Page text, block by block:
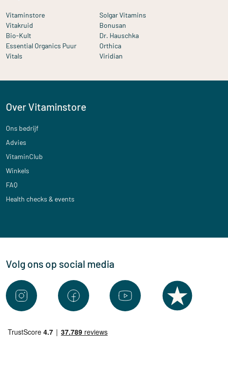
Vitaminstore
Solgar Vitamins
Vitakruid
Bonusan
Bio-Kult
Dr. Hauschka
Essential Organics Puur
Orthica
Vitals
Viridian
Over Vitaminstore
Ons bedrijf
Advies
VitaminClub
Winkels
FAQ
Health checks & events
Volg ons op social media